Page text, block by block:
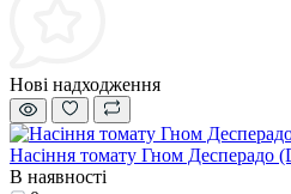
Нові надходження
Насіння томату Гном Десперадо
В наявності